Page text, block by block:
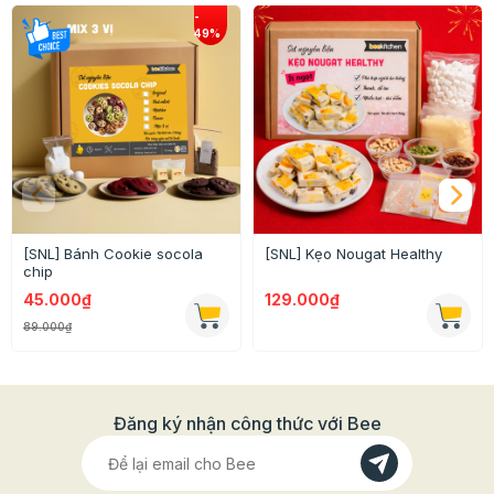
100g bơ, 140g bột mì số 8, 50g đường xay, 20g cơm
dừa sợi, 20g hạnh nhân lát, 20g bột cacao, 1 tờ giấy
nến, 20 túi đựng bánh.
Chỉ cần dành một chút thời gian với set DIY Bánh quy
socola dừa hạnh nhân là bạn đã có ngay mẻ bánh quy
thơm ngon, hấp dẫn lại vừa tiết kiệm thời gian, chi phí
hơn mua lẻ rất nhiều.
[SNL] Bánh Cookie socola
chip
45.000₫
89.000₫
[SNL] Kẹo Nougat Healthy
129.000₫
Đăng ký nhận công thức với Bee